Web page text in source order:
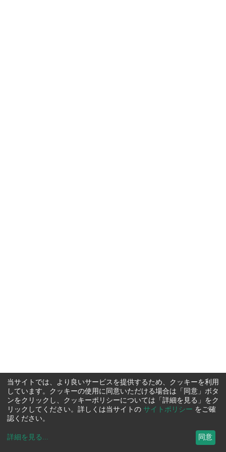
当サイトでは、より良いサービスを提供するため、クッキーを利用
しています。クッキーの使用に同意いただける場合は「同意」ボタ
ンをクリックし、クッキーポリシーについては「詳細を見る」をク
リックしてください。詳しくは当サイトの サイトポリシー をご確
認ください。
詳細を見る ... 同意